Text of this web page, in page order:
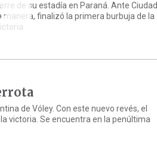
de su estadía en Paraná. Ante Ciudad
manera, finalizó la primera burbuja de la
de Vóley. Con este nuevo revés, el
victoria. Se encuentra en la penúltima